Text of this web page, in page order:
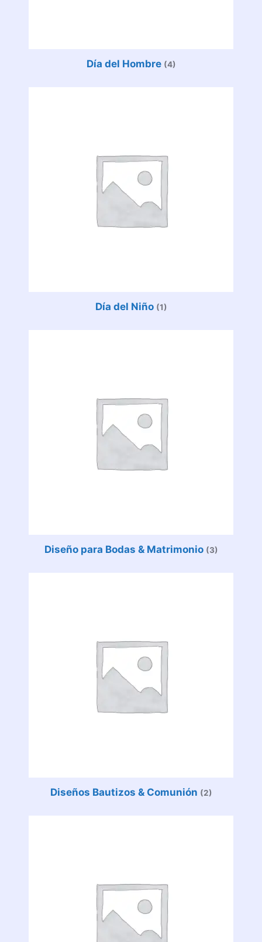
Día del Hombre (4)
Día del Niño (1)
Diseño para Bodas & Matrimonio (3)
Diseños Bautizos & Comunión (2)